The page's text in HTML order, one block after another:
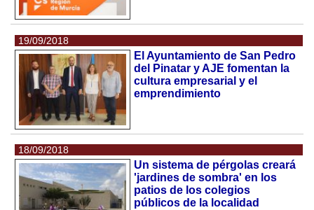
19/09/2018
El Ayuntamiento de San Pedro
del Pinatar y AJE fomentan la
cultura empresarial y el
emprendimiento
18/09/2018
Un sistema de pérgolas creará
'jardines de sombra' en los
patios de los colegios
públicos de la localidad